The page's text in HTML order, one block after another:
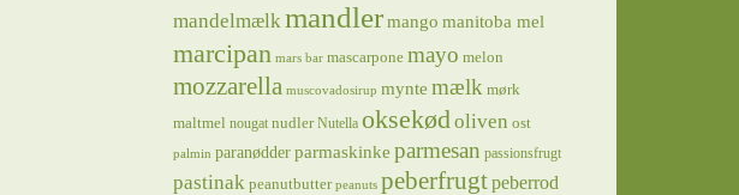
mandelmælkmandler mango manitoba mel
marcipan mars bar mascarpone mayo melon
mozzarella muscovadosirup mynte mælk mørk
maltmel nougat nudler Nutella oksekødoliven ost
palmin paranødder parmaskinke parmesan passionsfrugt
pastinak peanutbutter peanuts peberfrugtpeberrod